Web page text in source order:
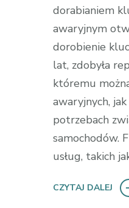
dorabianiem
awaryjnym
dorobienie
lat, zdobyła
któremu
awaryjnych,
potrzebach
samochodów.
usług, takich
CZYTAJ DALEJ